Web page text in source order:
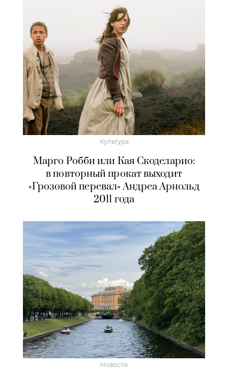
Культура
Марго Робби или Кая Скоделарио:
в повторный прокат выходит
«Грозовой перевал» Андреа Арнольд
2011 года
Новости